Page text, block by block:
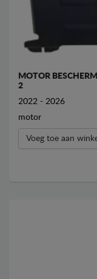
MOTOR
2
2022 - 2026
motor
Voeg toe aan